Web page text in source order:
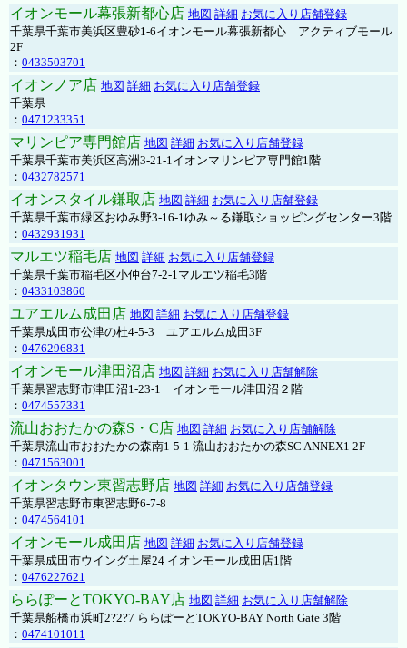
イオンモール幕張新都心店 地図 詳細 お気に入り店舗登録
千葉県千葉市美浜区豊砂1-6イオンモール幕張新都心 アクティブモール
2F
： 0433503701
イオンノア店 地図 詳細 お気に入り店舗登録
千葉県
： 0471233351
マリンピア専門館店 地図 詳細 お気に入り店舗登録
千葉県千葉市美浜区高洲3-21-1イオンマリンピア専門館1階
： 0432782571
イオンスタイル鎌取店 地図 詳細 お気に入り店舗登録
千葉県千葉市緑区おゆみ野3-16-1ゆみ～る鎌取ショッピングセンター3階
： 0432931931
マルエツ稲毛店 地図 詳細 お気に入り店舗登録
千葉県千葉市稲毛区小仲台7-2-1マルエツ稲毛3階
： 0433103860
ユアエルム成田店 地図 詳細 お気に入り店舗登録
千葉県成田市公津の杜4-5-3 ユアエルム成田3F
： 0476296831
イオンモール津田沼店 地図 詳細 お気に入り店舗解除
千葉県習志野市津田沼1-23-1 イオンモール津田沼２階
： 0474557331
流山おおたかの森S・C店 地図 詳細 お気に入り店舗解除
千葉県流山市おおたかの森南1-5-1 流山おおたかの森SC ANNEX1 2F
： 0471563001
イオンタウン東習志野店 地図 詳細 お気に入り店舗登録
千葉県習志野市東習志野6-7-8
： 0474564101
イオンモール成田店 地図 詳細 お気に入り店舗登録
千葉県成田市ウイング土屋24 イオンモール成田店1階
： 0476227621
ららぽーとTOKYO-BAY店 地図 詳細 お気に入り店舗解除
千葉県船橋市浜町2?2?7 ららぽーとTOKYO-BAY North Gate 3階
： 0474101011